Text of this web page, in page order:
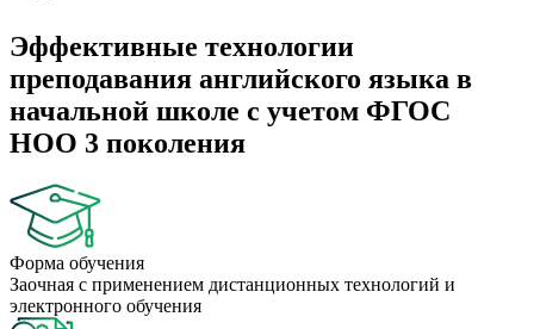
Эффективные технологии
преподавания английского языка в
начальной школе с учетом ФГОС
НОО 3 поколения
Форма обучения
Заочная с применением дистанционных технологий и
электронного обучения